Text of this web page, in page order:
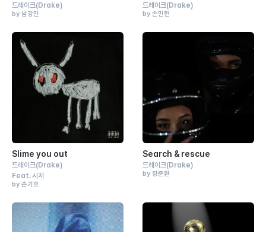
드레이크(Drake)
by 남강민
드레이크(Drake)
by 손민현
Slime you out
드레이크(Drake)
Feat.시저
by 손기호
Search & rescue
드레이크(Drake)
by 장준환